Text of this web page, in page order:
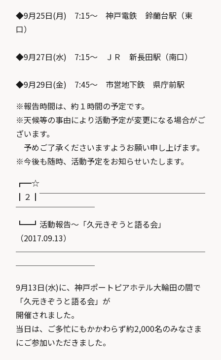
◆9月25日(月) 7:15〜 神戸電鉄 鈴蘭台駅（東
口）
◆9月27日(水) 7:15〜 ＪＲ 新長田駅（南口）
◆9月29日(金) 7:45〜 市営地下鉄 県庁前駅
※報告時間は、約１時間の予定です。
※天候等の事由により活動予定が変更になる場合がご
ざいます。
予めご了承くださいますようお願い申し上げます。
※今後も随時、活動予定をお知らせいたします。
┏━☆
┃２┃￣￣￣￣￣￣￣￣￣￣￣￣￣￣￣￣￣￣￣￣￣
￣￣￣￣￣￣￣￣￣￣
┗━┛活動報告〜「久元きぞうと語る会」
（2017.09.13）
────────────────────────
──────────
9月13日(水)に、神戸ポートピアホテル大輪田の間で
「久元きぞうと語る会」が
開催されました。
当日は、ご多忙にもかかわらず約2,000名のみなさま
にご参加いただきました。